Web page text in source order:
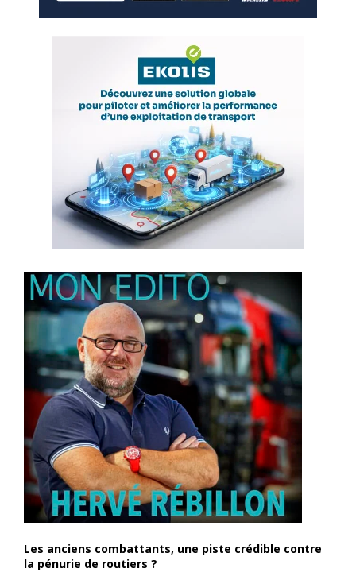
Les anciens combattants, une piste crédible contre
la pénurie de routiers ?